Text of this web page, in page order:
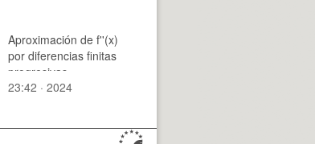
Aproximación de f''(x)
por diferencias finitas
progresivas
23:42 · 2024